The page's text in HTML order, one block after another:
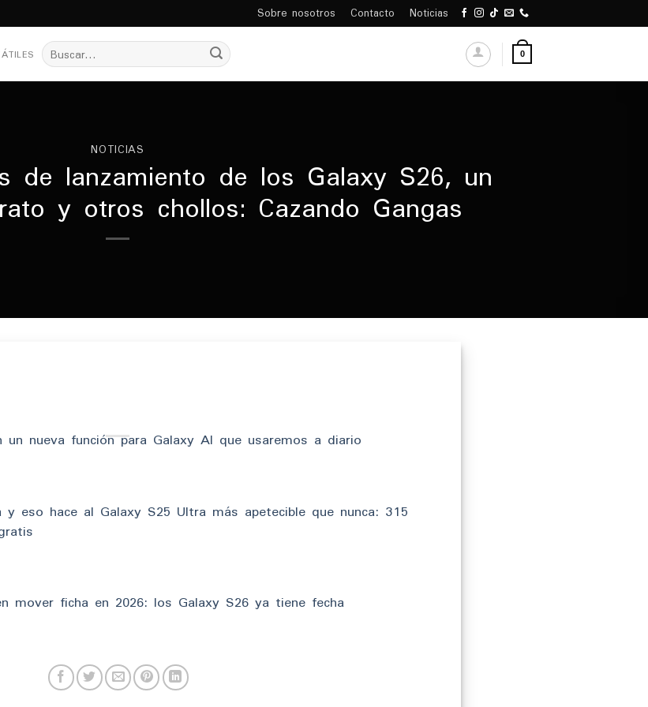
Sobre nosotros Contacto Noticias
Buscar
por: 0
NOTICIAS
de lanzamiento de los Galaxy S26, un
y otros chollos: Cazando Gangas
nueva función para Galaxy AI que usaremos a diario
eso hace al Galaxy S25 Ultra más apetecible que nunca: 315
mover ficha en 2026: los Galaxy S26 ya tiene fecha